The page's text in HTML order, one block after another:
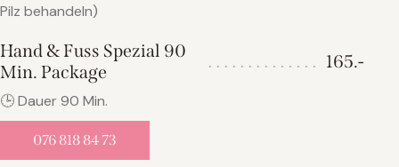
Pilz behandeln)
Hand & Fuss Spezial 90
Min. Package
165.-
🕒 Dauer 90 Min.
076 818 84 73